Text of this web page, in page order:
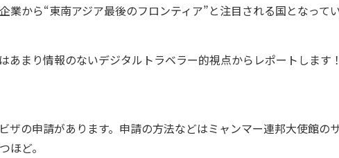
業から“東南アジア最後のフロンティア”と注目される国となって
まり情報のないデジタルトラベラー的視点からレポートします
の申請があります。申請の方法などはミャンマー連邦大使館の
ほど。